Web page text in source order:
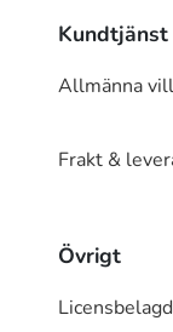
Kundtjänst
Allmänna
Frakt &
Övrigt